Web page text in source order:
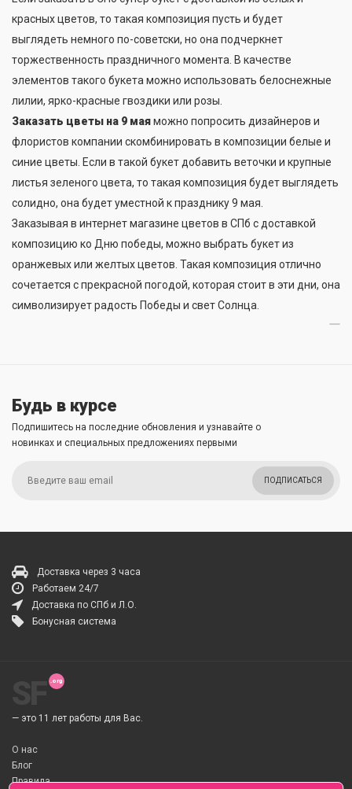
красных цветов, то такая композиция пусть и будет
выглядеть немного по-советски, но она подчеркнет
торжественность праздничного момента. В качестве
элементов такого букета можно использовать белоснежные
лилии, ярко-красные гвоздики или розы.
Заказать цветы на 9 маяможно попросить дизайнеров и
флористов компании скомбинировать в композиции белые и
синие цветы. Если в такой букет добавить веточки и крупные
листья зеленого цвета, то такая композиция будет выглядеть
солидно, она будет уместной к празднику 9 мая.
Заказывая в интернет магазине цветов в СПб с доставкой
композицию ко Дню победы, можно выбрать букет из
оранжевых или желтых цветов. Такая композиция отлично
сочетается с прекрасной погодой, которая стоит в эти дни, она
символизирует радость Победы и свет Солнца.
Будь в курсе
Подпишитесь на последние обновления и узнавайте о
новинках и специальных предложениях первыми
ПОДПИСАТЬСЯ
Доставка через 3 часа
Работаем 24/7
Доставка по СПб и Л.О.
Бонусная система
— это 11 лет работы для Вас.
О нас
Блог
Правила